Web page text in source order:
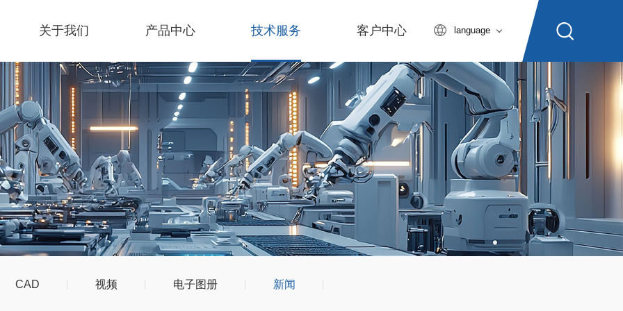
关于我们 产品中心 技术服务 客户中心 language
CAD 视频 电子图册 新闻